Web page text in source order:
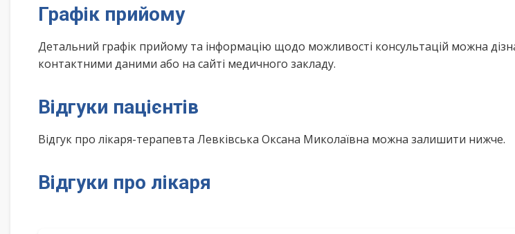
Графік прийому
Детальний графік прийому та інформацію щодо можливості консультацій можна
контактними даними або на сайті медичного закладу.
Відгуки пацієнтів
Відгук про лікаря-терапевта Левківська Оксана Миколаївна можна залишити нижче.
Відгуки про лікаря